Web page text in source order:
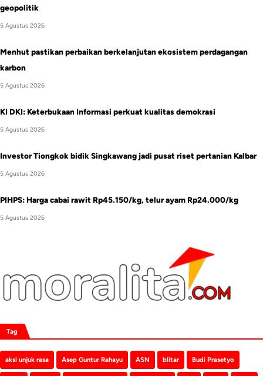
geopolitik
5 Agustus 2026
Menhut pastikan perbaikan berkelanjutan ekosistem perdagangan
karbon
5 Agustus 2026
KI DKI: Keterbukaan Informasi perkuat kualitas demokrasi
5 Agustus 2026
Investor Tiongkok bidik Singkawang jadi pusat riset pertanian Kalbar
5 Agustus 2026
PIHPS: Harga cabai rawit Rp45.150/kg, telur ayam Rp24.000/kg
5 Agustus 2026
Tag
aksi unjuk rasa Asep Guntur Rahayu ASN blitar Budi Prasetyo